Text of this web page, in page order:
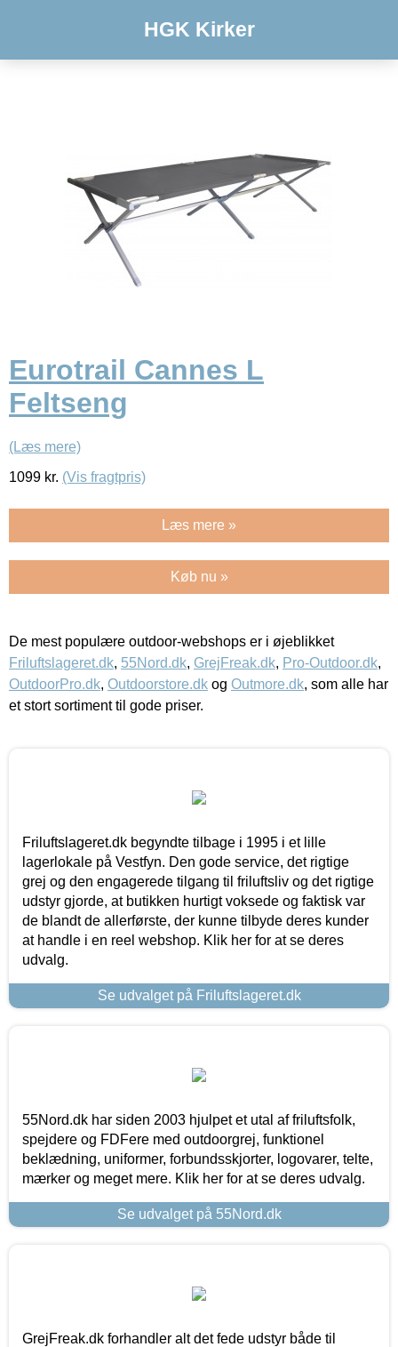
HGK Kirker
Eurotrail Cannes L
Feltseng
(Læs mere)
1099 kr. (Vis fragtpris)
Læs mere »
Køb nu »
De mest populære outdoor-webshops er i øjeblikket
Friluftslageret.dk, 55Nord.dk, GrejFreak.dk, Pro-Outdoor.dk,
OutdoorPro.dk, Outdoorstore.dk og Outmore.dk, som alle har
et stort sortiment til gode priser.
Friluftslageret.dk begyndte tilbage i 1995 i et lille
lagerlokale på Vestfyn. Den gode service, det rigtige
grej og den engagerede tilgang til friluftsliv og det rigtige
udstyr gjorde, at butikken hurtigt voksede og faktisk var
de blandt de allerførste, der kunne tilbyde deres kunder
at handle i en reel webshop. Klik her for at se deres
udvalg.
Se udvalget på Friluftslageret.dk
55Nord.dk har siden 2003 hjulpet et utal af friluftsfolk,
spejdere og FDFere med outdoorgrej, funktionel
beklædning, uniformer, forbundsskjorter, logovarer, telte,
mærker og meget mere. Klik her for at se deres udvalg.
Se udvalget på 55Nord.dk
GrejFreak.dk forhandler alt det fede udstyr både til